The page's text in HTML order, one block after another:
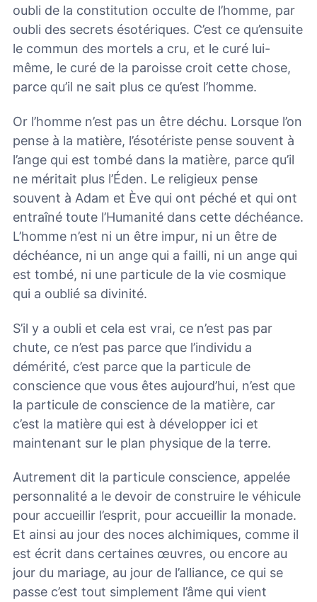
oubli de la constitution occulte de l’homme, par
oubli des secrets ésotériques. C’est ce qu’ensuite
le commun des mortels a cru, et le curé lui-
même, le curé de la paroisse croit cette chose,
parce qu’il ne sait plus ce qu’est l’homme.
Or l’homme n’est pas un être déchu. Lorsque l’on
pense à la matière, l’ésotériste pense souvent à
l’ange qui est tombé dans la matière, parce qu’il
ne méritait plus l’Éden. Le religieux pense
souvent à Adam et Ève qui ont péché et qui ont
entraîné toute l’Humanité dans cette déchéance.
L’homme n’est ni un être impur, ni un être de
déchéance, ni un ange qui a failli, ni un ange qui
est tombé, ni une particule de la vie cosmique
qui a oublié sa divinité.
S’il y a oubli et cela est vrai, ce n’est pas par
chute, ce n’est pas parce que l’individu a
démérité, c’est parce que la particule de
conscience que vous êtes aujourd’hui, n’est que
la particule de conscience de la matière, car
c’est la matière qui est à développer ici et
maintenant sur le plan physique de la terre.
Autrement dit la particule conscience, appelée
personnalité a le devoir de construire le véhicule
pour accueillir l’esprit, pour accueillir la monade.
Et ainsi au jour des noces alchimiques, comme il
est écrit dans certaines œuvres, ou encore au
jour du mariage, au jour de l’alliance, ce qui se
passe c’est tout simplement l’âme qui vient